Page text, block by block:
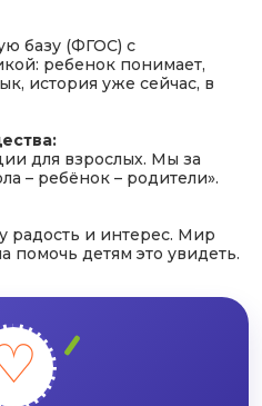
базу (ФГОС) с
ребенок понимает,
история уже сейчас, в
для взрослых. Мы за
– ребёнок – родители».
радость и интерес. Мир
помочь детям это увидеть.